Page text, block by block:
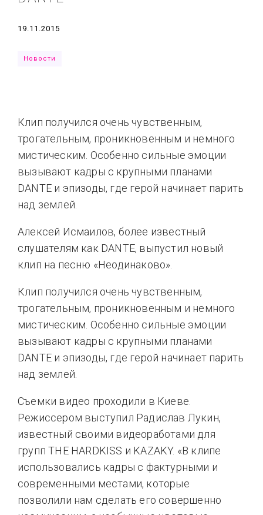
Дата
19.11.2015
Новости
Клип получился очень чувственным,
трогательным, проникновенным и немного
мистическим. Особенно сильные эмоции
вызывают кадры с крупными планами
DANTE и эпизоды, где герой начинает парить
над землей.
Алексей Исмаилов, более известный
слушателям как DANTE, выпустил новый
клип на песню «Неодинаково».
Клип получился очень чувственным,
трогательным, проникновенным и немного
мистическим. Особенно сильные эмоции
вызывают кадры с крупными планами
DANTE и эпизоды, где герой начинает парить
над землей.
Съемки видео проходили в Киеве.
Режиссером выступил Радислав Лукин,
известный своими видеоработами для
групп THE HARDKISS и KAZAKY. «В клипе
использовались кадры с фактурными и
современными местами, которые
позволили нам сделать его совершенно